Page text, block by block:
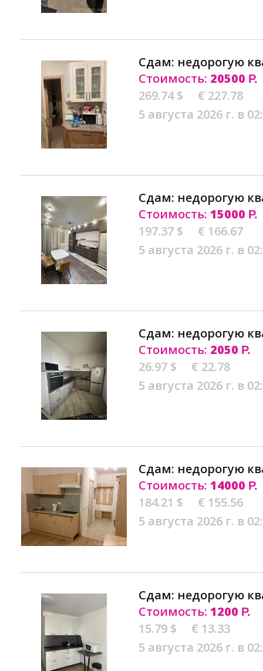
Сдам: недорогую
Стоимость: 20500 Р.
269.74 $
€ 227.78
5 августа 2026 г. в
Сдам: недорогую
Стоимость: 15000 Р.
197.37 $
€ 166.67
5 августа 2026 г. в
Сдам: недорогую
Стоимость: 2050 Р.
26.97 $
€ 22.78
5 августа 2026 г. в
Сдам: недорогую
Стоимость: 14000 Р.
184.21 $
€ 155.56
5 августа 2026 г. в
Сдам: недорогую
Стоимость: 1200 Р.
15.79 $
€ 13.33
5 августа 2026 г. в